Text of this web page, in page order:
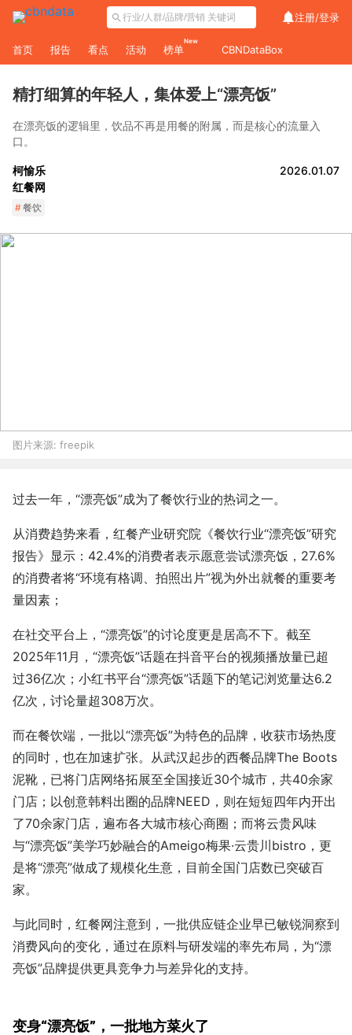
注册/登录
首页 报告 看点 活动 榜单
New
CBNDataBox
精打细算的年轻人，集体爱上“漂亮饭”
在漂亮饭的逻辑里，饮品不再是用餐的附属，而是核心的流量入
口。
柯愉乐
红餐网
2026.01.07
#餐饮
图片来源: freepik
过去一年，“漂亮饭”成为了餐饮行业的热词之一。
从消费趋势来看，红餐产业研究院《餐饮行业“漂亮饭”研究
报告》显示：42.4%的消费者表示愿意尝试漂亮饭，27.6%
的消费者将“环境有格调、拍照出片”视为外出就餐的重要考
量因素；
在社交平台上，“漂亮饭”的讨论度更是居高不下。截至
2025年11月，“漂亮饭”话题在抖音平台的视频播放量已超
过36亿次；小红书平台“漂亮饭”话题下的笔记浏览量达6.2
亿次，讨论量超308万次。
而在餐饮端，一批以“漂亮饭”为特色的品牌，收获市场热度
的同时，也在加速扩张。从武汉起步的西餐品牌The Boots
泥靴，已将门店网络拓展至全国接近30个城市，共40余家
门店；以创意韩料出圈的品牌NEED，则在短短四年内开出
了70余家门店，遍布各大城市核心商圈；而将云贵风味
与“漂亮饭”美学巧妙融合的Ameigo梅果·云贵川bistro，更
是将“漂亮”做成了规模化生意，目前全国门店数已突破百
家。
与此同时，红餐网注意到，一批供应链企业早已敏锐洞察到
消费风向的变化，通过在原料与研发端的率先布局，为“漂
亮饭”品牌提供更具竞争力与差异化的支持。
变身“漂亮饭”，一批地方菜火了